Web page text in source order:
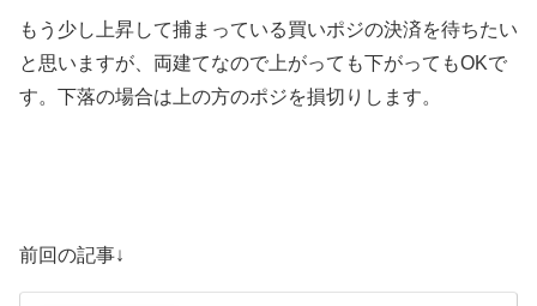
もう少し上昇して捕まっている買いポジの決済を待ちたい
と思いますが、両建てなので上がっても下がってもOKで
す。下落の場合は上の方のポジを損切りします。
前回の記事↓